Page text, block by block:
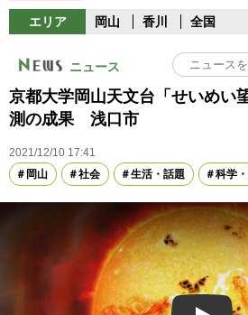
エリア 岡山 香川 全国
ニュース
京都大学岡山天文台「せいめい
測の成果 浅口市
2021/12/10 17:41
岡山
社会 生活・話題 科学